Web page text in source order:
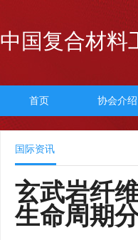
中国复合材料
首页 协会介绍
国际资讯
玄武岩纤
生命周期